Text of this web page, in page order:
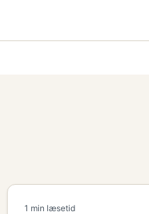
1 min læsetid